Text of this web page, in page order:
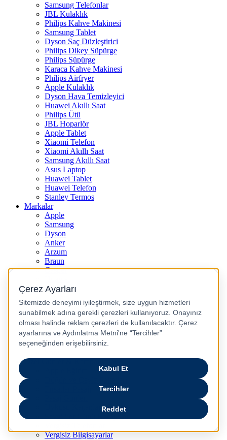
Samsung Telefonlar
JBL Kulaklık
Philips Kahve Makinesi
Samsung Tablet
Dyson Saç Düzleştirici
Philips Dikey Süpürge
Philips Süpürge
Karaca Kahve Makinesi
Philips Airfryer
Apple Kulaklık
Dyson Hava Temizleyici
Huawei Akıllı Saat
Philips Ütü
JBL Hoparlör
Apple Tablet
Xiaomi Telefon
Xiaomi Akıllı Saat
Samsung Akıllı Saat
Asus Laptop
Huawei Tablet
Huawei Telefon
Stanley Termos
Markalar
Apple
Samsung
Dyson
Anker
Arzum
Braun
Casper
JBL
Omix
Philips
Realme
Xiaomi
TCL
Özel Günler & Kampanyalar
Uykusu Kaçanlar Kulübü
Vergisiz Bilgisayarlar